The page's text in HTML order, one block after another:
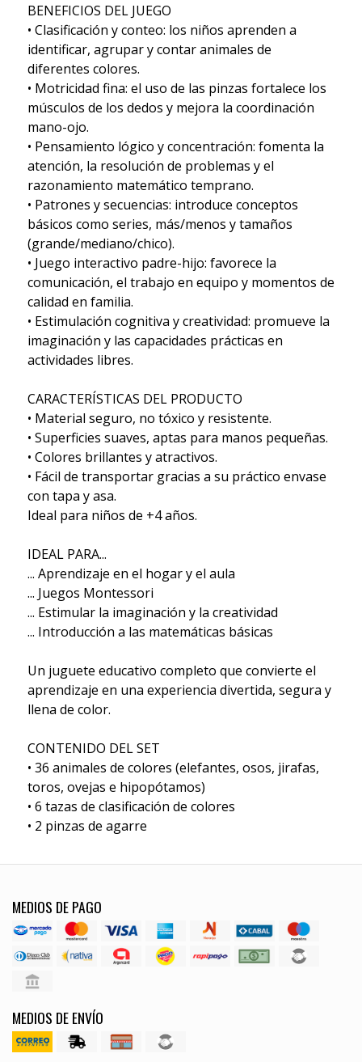
BENEFICIOS DEL JUEGO
• Clasificación y conteo: los niños aprenden a
identificar, agrupar y contar animales de
diferentes colores.
• Motricidad fina: el uso de las pinzas fortalece los
músculos de los dedos y mejora la coordinación
mano-ojo.
• Pensamiento lógico y concentración: fomenta la
atención, la resolución de problemas y el
razonamiento matemático temprano.
• Patrones y secuencias: introduce conceptos
básicos como series, más/menos y tamaños
(grande/mediano/chico).
• Juego interactivo padre-hijo: favorece la
comunicación, el trabajo en equipo y momentos de
calidad en familia.
• Estimulación cognitiva y creatividad: promueve la
imaginación y las capacidades prácticas en
actividades libres.
CARACTERÍSTICAS DEL PRODUCTO
• Material seguro, no tóxico y resistente.
• Superficies suaves, aptas para manos pequeñas.
• Colores brillantes y atractivos.
• Fácil de transportar gracias a su práctico envase
con tapa y asa.
Ideal para niños de +4 años.
IDEAL PARA...
... Aprendizaje en el hogar y el aula
... Juegos Montessori
... Estimular la imaginación y la creatividad
... Introducción a las matemáticas básicas
Un juguete educativo completo que convierte el
aprendizaje en una experiencia divertida, segura y
llena de color.
CONTENIDO DEL SET
• 36 animales de colores (elefantes, osos, jirafas,
toros, ovejas e hipopótamos)
• 6 tazas de clasificación de colores
• 2 pinzas de agarre
MEDIOS DE PAGO
MEDIOS DE ENVÍO